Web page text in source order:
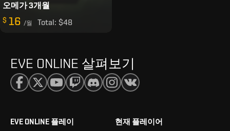
오메가 3개월
$ 16 /월 Total: $48
EVE ONLINE 살펴보기
EVE ONLINE 플레이 현재 플레이어